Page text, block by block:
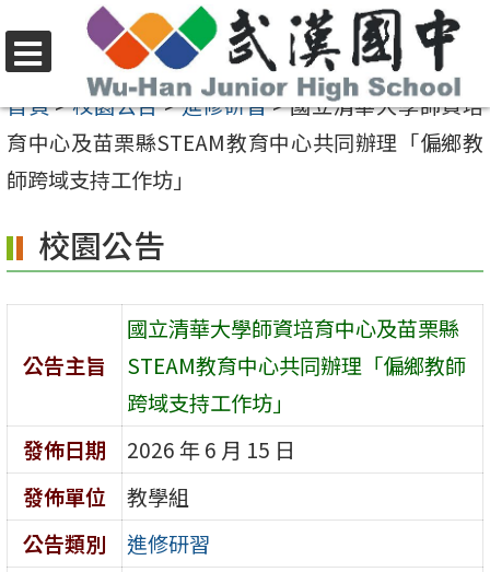
至
要
內
區
選
單
首頁>校園公告>進修研習>國立清華大學師資培
育中心及苗栗縣STEAM教育中心共同辦理「偏鄉教
師跨域支持工作坊」
校園公告
公告主旨
國立清華大學師資培育中心及苗栗縣
STEAM教育中心共同辦理「偏鄉教師
跨域支持工作坊」
發佈日期
2026 年 6 月 15 日
發佈單位
教學組
公告類別
進修研習